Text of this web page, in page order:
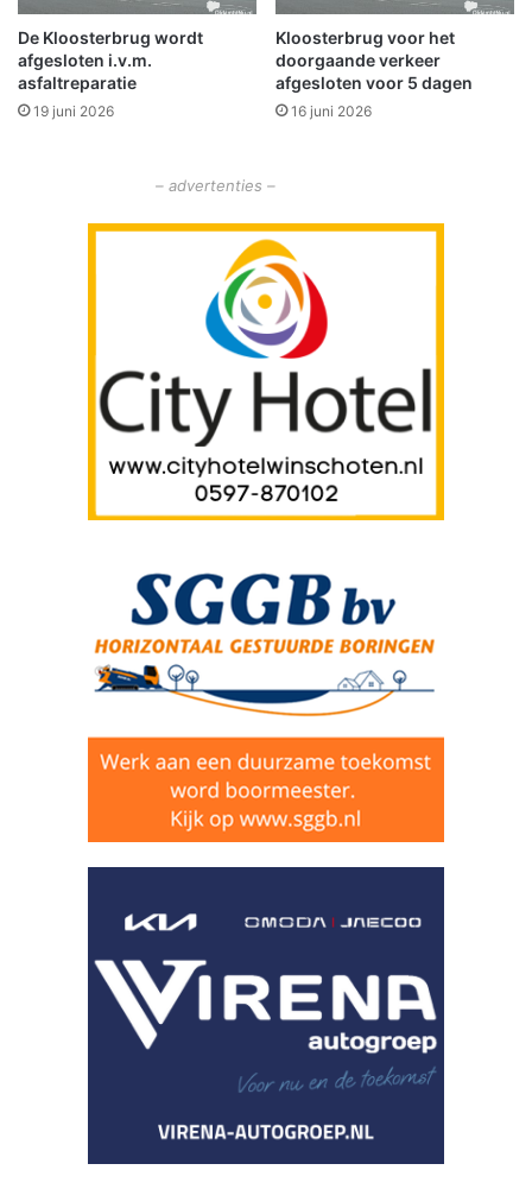
m
d
a
d
t
h
e
t
De Kloosterbrug wordt
afgesloten i.v.m.
asfaltreparatie
19 juni 2026
Kloosterbrug voor het
doorgaande verkeer
afgesloten voor 5 dagen
16 juni 2026
– advertenties –